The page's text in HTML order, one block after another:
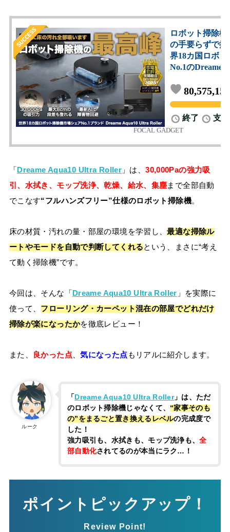
「Dreame Aqua10 Ultra Roller 」は、30,000Paの強力吸
引、水拭き、モップ洗浄、乾燥、給水、集塵まで全部自動
でこなす“フルハンズフリー”仕様のロボット掃除機。
床の材質・汚れの量・部屋の環境を学習し、最適な掃除ル
ートやモードを自動で判断してくれるという、まさに“考え
て動く掃除機”です。
今回は、そんな「Dreame Aqua10 Ultra Roller 」を実際に
使って、 フローリング・カーペット混在の部屋でどれだけ
掃除が楽になったかを徹底レビュー！
また、 良かった点、気になった点もリアルに紹介します。
ルーク
「Dreame Aqua10 Ultra Roller」は、ただ
のロボット掃除機じゃなくて、 “家事そのも
の”をまるごと置き換えるレベルの完成度で
した！
強力吸引も、水拭きも、モップ洗浄も、全
部自動化されてるのが本当にラク…！
ポイントピックアップ！
Review Point!